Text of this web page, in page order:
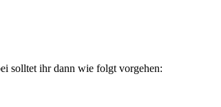
solltet ihr dann wie folgt vorgehen: